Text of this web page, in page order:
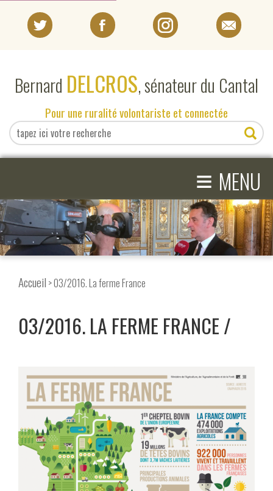
Bernard DELCROS, sénateur du Cantal
Pour une ruralité volontariste et connectée
≡ MENU
EN DIRECT DU SÉNAT
EN DIRECT DU CANTAL
COMPRENDRE LE SÉNAT
Accueil > 03/2016. La ferme France
03/2016. LA FERME FRANCE